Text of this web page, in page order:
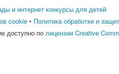
и интернет конкурсы для детей
cookie • Политика обработки и
доступно полицензии Creative